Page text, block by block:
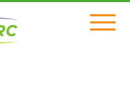
Click